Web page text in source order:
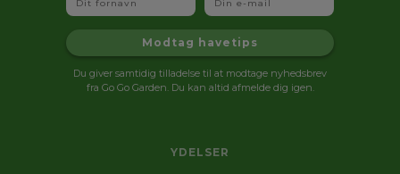
YDELSER
Modtag havetips
Du giver samtidig tilladelse til at modtage nyhedsbrev
fra Go Go Garden. Du kan altid afmelde dig igen.